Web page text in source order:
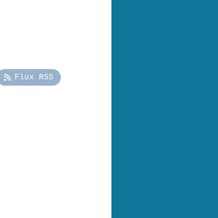
Flux RSS